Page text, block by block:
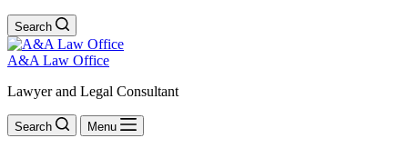
Search
A&A Law Office
Lawyer and Legal Consultant
Search Menu